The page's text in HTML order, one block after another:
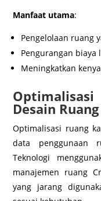
Manfaat utama:
Pengelolaan ruang
Pengurangan
Meningkatkan
Desain
Optimalisasi ruang
data penggunaan
Teknologi
manajemen ruang
yang jarang